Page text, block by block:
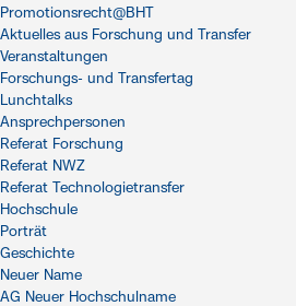
Promotionsrecht@BHT
Aktuelles aus Forschung und Transfer
Veranstaltungen
Forschungs- und Transfertag
Lunchtalks
Ansprechpersonen
Referat Forschung
Referat NWZ
Referat Technologietransfer
Hochschule
Porträt
Geschichte
Neuer Name
AG Neuer Hochschulname